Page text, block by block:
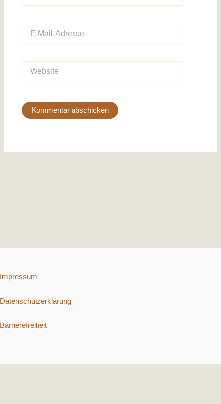
Mail-
Impressum
Datenschutzerklärung
Barrierefreiheit